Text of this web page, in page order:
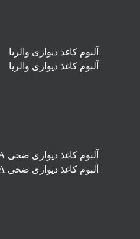
آلبوم کاغذ دیواری والریا
آلبوم کاغذ دیواری والریا
آلبوم کاغذ دیواری ضحی Z0HA
آلبوم کاغذ دیواری ضحی Z0HA